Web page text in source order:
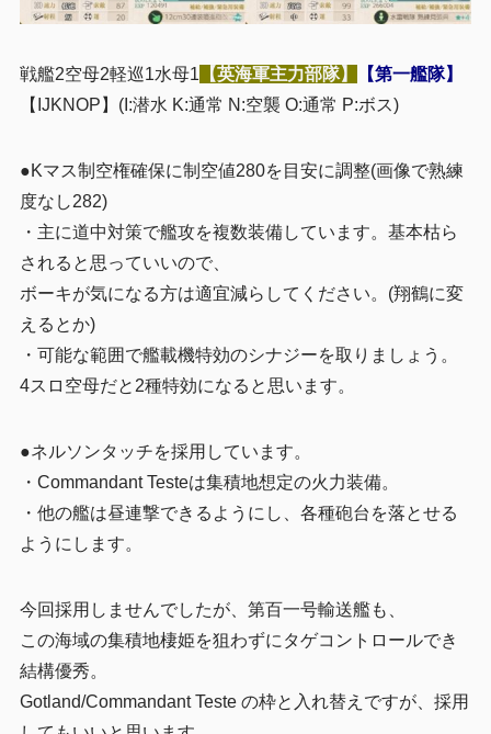
戦艦2空母2軽巡1水母1 【英海軍主力部隊】
【第一艦隊】
【IJKNOP】(I:潜水 K:通常 N:空襲 O:通常 P:ボス)
●Kマス制空権確保に制空値280を目安に調整(画像で熟練
度なし282)
・主に道中対策で艦攻を複数装備しています。基本枯ら
されると思っていいので、
ボーキが気になる方は適宜減らしてください。(翔鶴に変
えるとか)
・可能な範囲で艦載機特効のシナジーを取りましょう。
4スロ空母だと2種特効になると思います。
●ネルソンタッチを採用しています。
・Commandant Testeは集積地想定の火力装備。
・他の艦は昼連撃できるようにし、各種砲台を落とせる
ようにします。
今回採用しませんでしたが、第百一号輸送艦も、
この海域の集積地棲姫を狙わずにタゲコントロールでき
結構優秀。
Gotland/Commandant Teste の枠と入れ替えですが、採用